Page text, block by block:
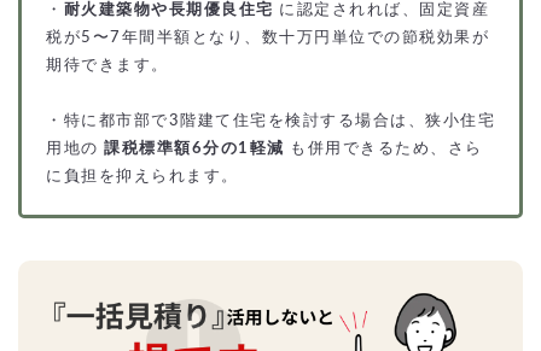
・ 耐火建築物や長期優良住宅 に認定されれば、固定資産
税が5〜7年間半額となり、数十万円単位での節税効果が
期待できます。
・特に都市部で3階建て住宅を検討する場合は、狭小住宅
用地の 課税標準額6分の1軽減
も併用できるため、さら
に負担を抑えられます。